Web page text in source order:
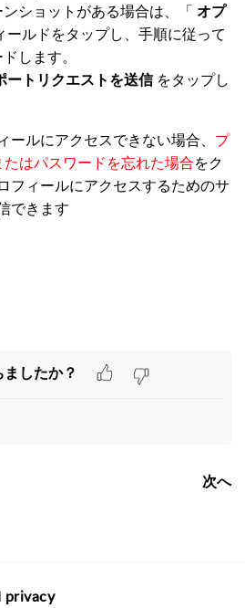
ショットがある場合は、「 オプ
ルドをタップし、手順に従って
します。
ートリクエストを送信をタップし
ールにアクセスできない場合、 プ
はパスワードを忘れた場合をク
フィールにアクセスするためのサ
できます
したか？
次へ
privacy